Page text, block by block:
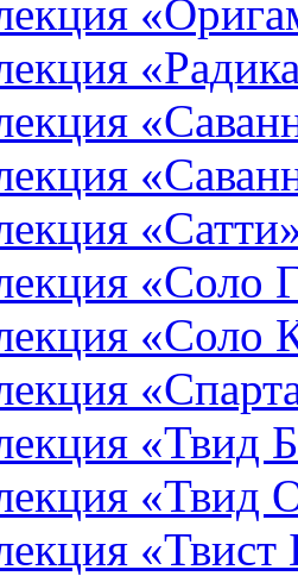
«Соло
«Соло
«Твид
«Твид